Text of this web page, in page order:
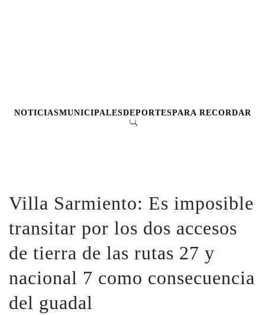
NOTICIASMUNICIPALESDEPORTESPARA RECORDAR
Villa Sarmiento: Es imposible
transitar por los dos accesos
de tierra de las rutas 27 y
nacional 7 como consecuencia
del guadal